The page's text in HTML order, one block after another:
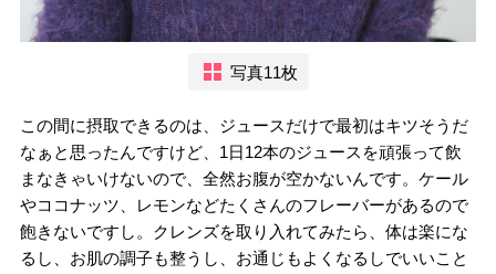
写真11枚
この間に摂取できるのは、ジュースだけで最初はキツそうだ
なぁと思ったんですけど、1日12本のジュースを頑張って飲
まなきゃいけないので、全然お腹が空かないんです。ケール
やココナッツ、レモンなどたくさんのフレーバーがあるので
飽きないですし。クレンズを取り入れてみたら、体は楽にな
るし、お肌の調子も整うし、お通じもよくなるしでいいこと